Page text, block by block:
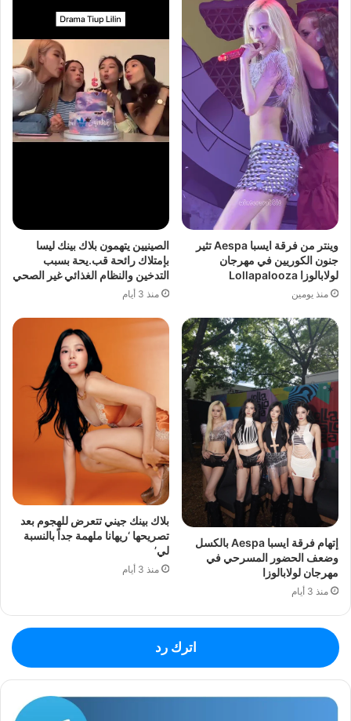
وينتر من فرقة ايسبا Aespa تثير
جنون الكوريين في مهرجان
لولابالوزا Lollapalooza
منذ يومين
الصينيين يتهمون بلاك بينك ليسا
بإمتلاك رائحة قب.يحة بسبب
التدخين والنظام الغذائي غير الصحي
منذ 3 أيام
إتهام فرقة ايسبا Aespa بالكسل
وضعف الحضور المسرحي في
مهرجان لولابالوزا
منذ 3 أيام
بلاك بينك جيني تتعرض للهجوم بعد
تصريحها ‘ريهانا ملهمة جداً بالنسبة
لي’
منذ 3 أيام
اترك رد